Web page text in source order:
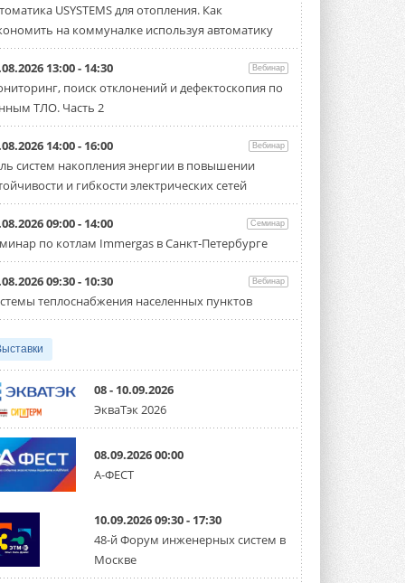
Тепловые насосы в связке с
солнечной генерацией и
накопителем снижают
потребление на 60%
Исследователи из Италии установили ...
4 АВГУСТА 2026
«РУСКЛИМАТ Fest 2026» в Уфе
собрал свыше 700 профи
климатической отрасли
Организатором выступил торгово-
производственный холдинг ...
«Датарк» испытал модульный
ЦОД с плотностью 54 кВт на
стойку
Испытания прошли на собственной
производственной площадке и были ...
3 АВГУСТА 2026
систему DVM на R32
Линейка включает семь типоразмеров
производительностью от 22,4 до 56 кВт.
Суммарная длина трубопроводов ...
3 АВГУСТА 2026
«СиСофт Девелопмент» подвел
итоги конкурса студенческих
стартует уже в сентябре 2026 года ...
3 АВГУСТА 2026
«Русклимат» укрепляет
USYSTEMS для отопления. Как
на коммуналке используя автоматику
13:00 - 14:30 Вебинар
поиск отклонений и дефектоскопия по
ТЛО. Часть 2
14:00 - 16:00 Вебинар
систем накопления энергии в повышении
и гибкости электрических сетей
09:00 - 14:00 Семинар
по котлам Immergas в Санкт-Петербурге
09:30 - 10:30 Вебинар
теплоснабжения населенных пунктов
08 - 10.09.2026
ЭкваТэк 2026
08.09.2026 00:00
А-ФЕСТ
10.09.2026 09:30 - 17:30
48-й Форум инженерных систем в
Москве